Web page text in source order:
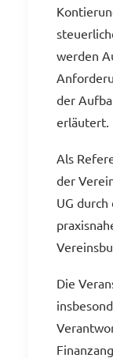
werden
der
erläutert.
Als
der
UG
Die